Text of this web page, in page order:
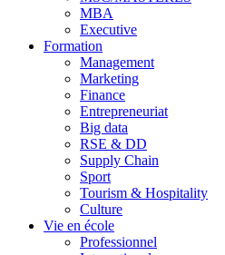
MBA
Executive
Formation
Management
Marketing
Finance
Entrepreneuriat
Big data
RSE & DD
Supply Chain
Sport
Tourism & Hospitality
Culture
Vie en école
Professionnel